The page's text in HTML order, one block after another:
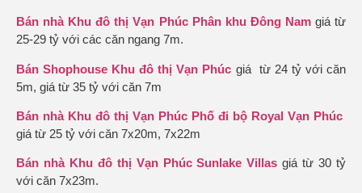
Bán nhà Khu đô thị Vạn Phúc Phân khu Đông Namgiá từ
25-29 tỷ với các căn ngang 7m.
Bán Shophouse Khu đô thị Vạn Phúc giá từ 24 tỷ với căn
5m, giá từ 35 tỷ với căn 7m
Bán nhà Khu đô thị Vạn Phúc Phố đi bộ Royal Vạn Phúc
giá từ 25 tỷ với căn 7x20m, 7x22m
Bán nhà Khu đô thị Vạn Phúc Sunlake Villas giá từ 30 tỷ
với căn 7x23m.